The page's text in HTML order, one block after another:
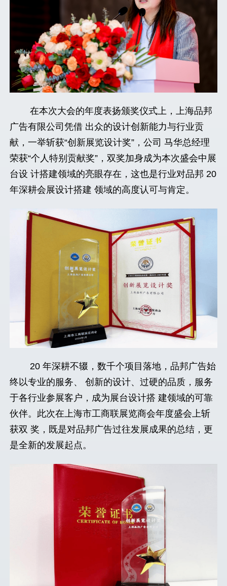
在本次大会的年度表扬颁奖仪式上，上海品邦
广告有限公司凭借 出众的设计创新能力与行业贡
献，一举斩获“创新展览设计奖”，公司 马华总经理
荣获“个人特别贡献奖”，双奖加身成为本次盛会中展
台设 计搭建领域的亮眼存在，这也是行业对品邦 20
年深耕会展设计搭建 领域的高度认可与肯定。
20 年深耕不辍，数千个项目落地，品邦广告始
终以专业的服务、 创新的设计、过硬的品质，服务
于各行业参展客户，成为展台设计搭 建领域的可靠
伙伴。此次在上海市工商联展览商会年度盛会上斩
获双 奖，既是对品邦广告过往发展成果的总结，更
是全新的发展起点。